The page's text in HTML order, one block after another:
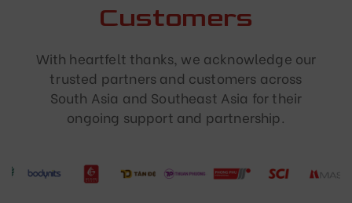
Customers
With heartfelt thanks, we acknowledge our
trusted partners and customers across
South Asia and Southeast Asia for their
ongoing support and partnership.